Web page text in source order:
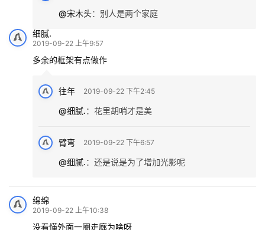
@宋木头： 别人是两个家庭
细腻.
2019-09-22 上午9:57
多余的框架有点做作
往年 2019-09-22 下午2:45
@细腻.： 花里胡哨才是美
臂弯 2019-09-22 下午6:57
@细腻.： 还是说是为了增加光影呢
绵绵
2019-09-22 上午10:38
没看懂外面一圈走廊为啥呀